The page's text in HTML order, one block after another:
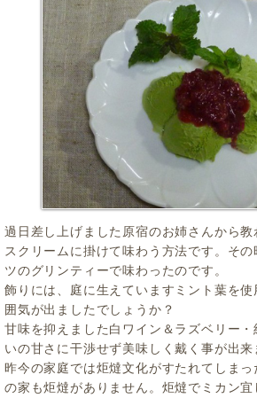
過日差し上げました原宿のお姉さんから
スクリームに掛けて味わう方法です。そ
ツのグリンティーで味わったのです。
飾りには、庭に生えていますミント葉を
囲気が出ましたでしょうか？
甘味を抑えました白ワイン＆ラズベリー
いの甘さに干渉せず美味しく戴く事が出来
昨今の家庭では炬燵文化がすたれてしまっ
の家も炬燵がありません。炬燵でミカン宜